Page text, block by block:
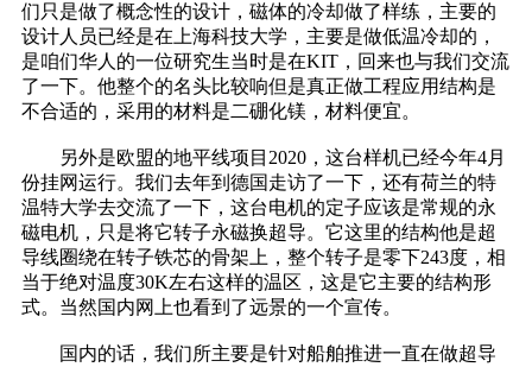
们只是做了概念性的设计，磁体的冷却做了样练，主要的
设计人员已经是在上海科技大学，主要是做低温冷却的，
是咱们华人的一位研究生当时是在KIT，回来也与我们交流
了一下。他整个的名头比较响但是真正做工程应用结构是
不合适的，采用的材料是二硼化镁，材料便宜。
另外是欧盟的地平线项目2020，这台样机已经今年4月
份挂网运行。我们去年到德国走访了一下，还有荷兰的特
温特大学去交流了一下，这台电机的定子应该是常规的永
磁电机，只是将它转子永磁换超导。它这里的结构他是超
导线圈绕在转子铁芯的骨架上，整个转子是零下243度，相
当于绝对温度30K左右这样的温区，这是它主要的结构形
式。当然国内网上也看到了远景的一个宣传。
国内的话，我们所主要是针对船舶推进一直在做超导